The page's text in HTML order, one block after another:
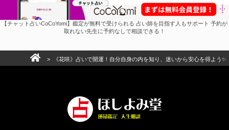
【チャット占いCoCoYomi】鑑定が無料で受けられる 占い師を目指す人もサポート 予約が
取れない先生に予約なしで相談できる！
> 《花咲》占いで開運！自分自身の内を知り、迷いから安心を得よう✨